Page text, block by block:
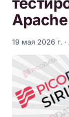
Apache
19 мая 2026 г.